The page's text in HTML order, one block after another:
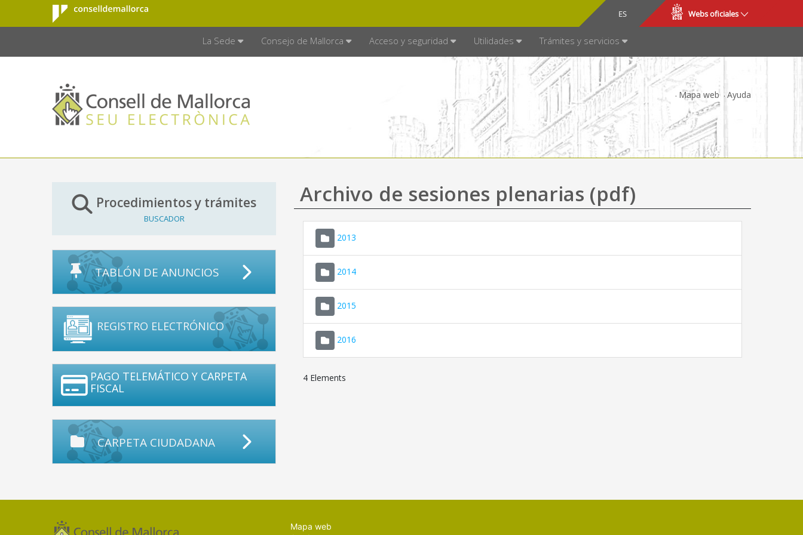
Saltar al contenido principal
Consell de
Mallorca
ES
CA Webs oficiales
La Sede Consejo de Mallorca Acceso y seguridad Utilidades Trámites y servicios
Mapa web Ayuda
Procedimientos y trámites
BUSCADOR
TABLÓN DE ANUNCIOS
REGISTRO ELECTRÓNICO
PAGO TELEMÁTICO Y CARPETA
FISCAL
CARPETA CIUDADANA
Archivo de sesiones plenarias (pdf)
2013
2014
2015
2016
4 Elements
Mapa web